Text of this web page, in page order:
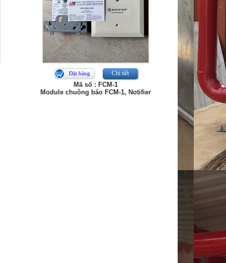
Đặt hàng Chi tiết
Mã số : FCM-1
Module chuông báo FCM-1, Notifier